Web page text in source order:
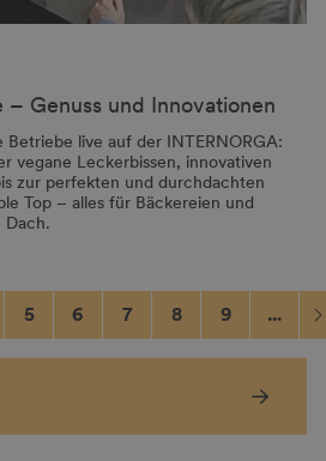
– Genuss und Innovationen
live auf der INTERNORGA:
vegane Leckerbissen, innovativen
zur perfekten und durchdachten
Top – alles für Bäckereien und
Dach.
5 6 7 8 9 ...